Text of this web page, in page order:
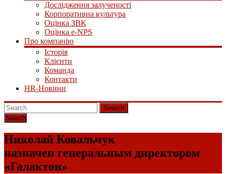
Дослідження залученості
Корпоративна культура
Оцінка ЗВК
Оцінка e-NPS
Про компанію
Історія
Клієнти
Команда
Контакти
HR-Новини
Search
Николай Ковальчук
назначен генеральным директором
«Галактон»